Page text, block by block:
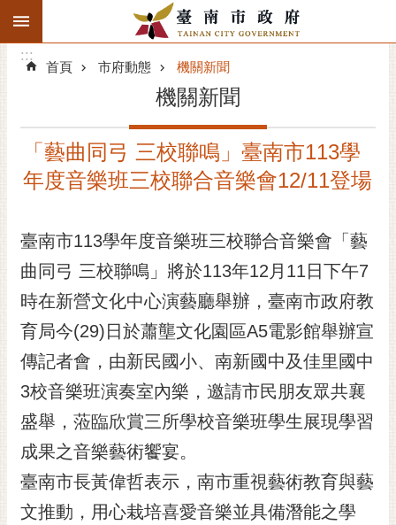
跳到主要內容區塊
搜
階
精彩府城
市府團隊
主題服務
市政資訊
市民互動
黃
哲
螢
光
:::
:::
首頁 市府動態 機關新聞
機關新聞
「藝曲同弓 三校聯鳴」臺南市113學
年度音樂班三校聯合音樂會12/11登場
臺南市113學年度音樂班三校聯合音樂會「藝
曲同弓 三校聯鳴」將於113年12月11日下午7
時在新營文化中心演藝廳舉辦，臺南市政府教
育局今(29)日於蕭壟文化園區A5電影館舉辦宣
傳記者會，由新民國小、南新國中及佳里國中
3校音樂班演奏室內樂，邀請市民朋友眾共襄
盛舉，蒞臨欣賞三所學校音樂班學生展現學習
成果之音樂藝術饗宴。
臺南市長黃偉哲表示，南市重視藝術教育與藝
文推動，用心栽培喜愛音樂並具備潛能之學